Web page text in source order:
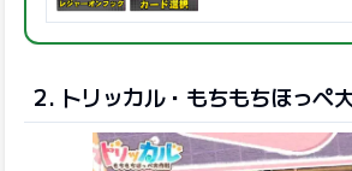
2. トリッカル・もちもちほっペ